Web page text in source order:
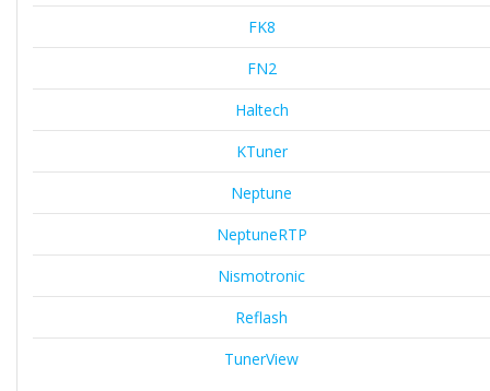
FK8
FN2
Haltech
KTuner
Neptune
NeptuneRTP
Nismotronic
Reflash
TunerView